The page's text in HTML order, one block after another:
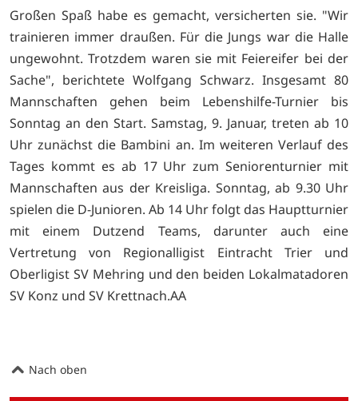
Großen Spaß habe es gemacht, versicherten sie. "Wir
trainieren immer draußen. Für die Jungs war die Halle
ungewohnt. Trotzdem waren sie mit Feiereifer bei der
Sache", berichtete Wolfgang Schwarz. Insgesamt 80
Mannschaften gehen beim Lebenshilfe-Turnier bis
Sonntag an den Start. Samstag, 9. Januar, treten ab 10
Uhr zunächst die Bambini an. Im weiteren Verlauf des
Tages kommt es ab 17 Uhr zum Seniorenturnier mit
Mannschaften aus der Kreisliga. Sonntag, ab 9.30 Uhr
spielen die D-Junioren. Ab 14 Uhr folgt das Hauptturnier
mit einem Dutzend Teams, darunter auch eine
Vertretung von Regionalligist Eintracht Trier und
Oberligist SV Mehring und den beiden Lokalmatadoren
SV Konz und SV Krettnach.AA
Nach oben